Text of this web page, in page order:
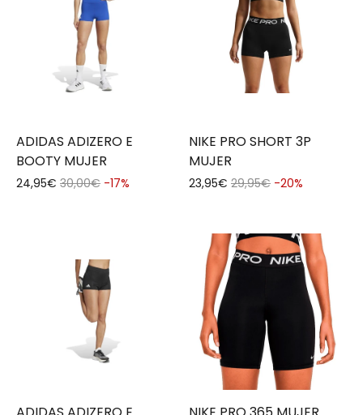
ADIDAS ADIZERO E
BOOTY MUJER
24,95€ 30,00€ -17%
NIKE PRO SHORT 3P
MUJER
23,95€ 29,95€ -20%